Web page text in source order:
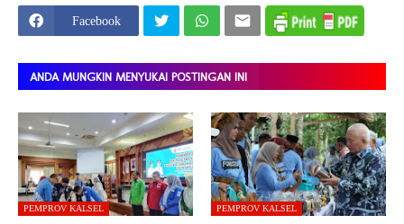
Facebook
ANDA MUNGKIN MENYUKAI POSTINGAN INI
PEMPROV KALSEL PEMPROV KALSEL